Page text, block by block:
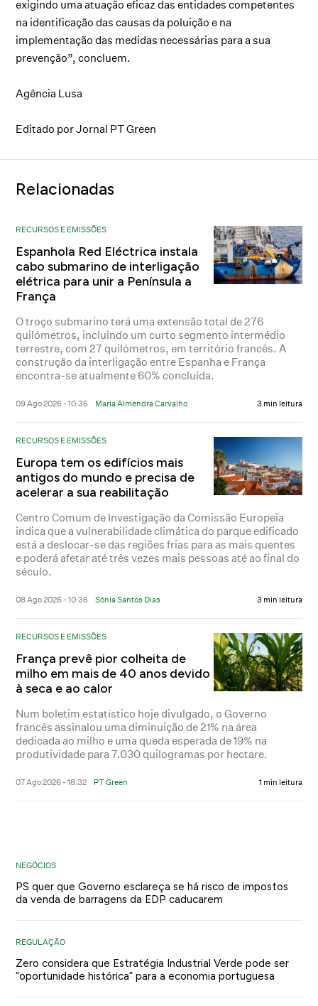
exigindo uma atuação eficaz das entidades competentes
na identificação das causas da poluição e na
implementação das medidas necessárias para a sua
prevenção”, concluem.
Agência Lusa
Editado por Jornal PT Green
Relacionadas
RECURSOS E EMISSÕES
Espanhola Red Eléctrica instala
cabo submarino de interligação
elétrica para unir a Península a
França
O troço submarino terá uma extensão total de 276
quilómetros, incluindo um curto segmento intermédio
terrestre, com 27 quilómetros, em território francês. A
construção da interligação entre Espanha e França
encontra-se atualmente 60% concluída.
09 Ago 2026 - 10:36 Maria Almendra Carvalho 3 min leitura
RECURSOS E EMISSÕES
Europa tem os edifícios mais
antigos do mundo e precisa de
acelerar a sua reabilitação
Centro Comum de Investigação da Comissão Europeia
indica que a vulnerabilidade climática do parque edificado
está a deslocar-se das regiões frias para as mais quentes
e poderá afetar até três vezes mais pessoas até ao final do
século.
08 Ago 2026 - 10:36 Sónia Santos Dias 3 min leitura
RECURSOS E EMISSÕES
França prevê pior colheita de
milho em mais de 40 anos devido
à seca e ao calor
Num boletim estatístico hoje divulgado, o Governo
francês assinalou uma diminuição de 21% na área
dedicada ao milho e uma queda esperada de 19% na
produtividade para 7.030 quilogramas por hectare.
07 Ago 2026 - 18:32 PT Green 1 min leitura
NEGÓCIOS
PS quer que Governo esclareça se há risco de impostos
da venda de barragens da EDP caducarem
REGULAÇÃO
Zero considera que Estratégia Industrial Verde pode ser
“oportunidade histórica” para a economia portuguesa